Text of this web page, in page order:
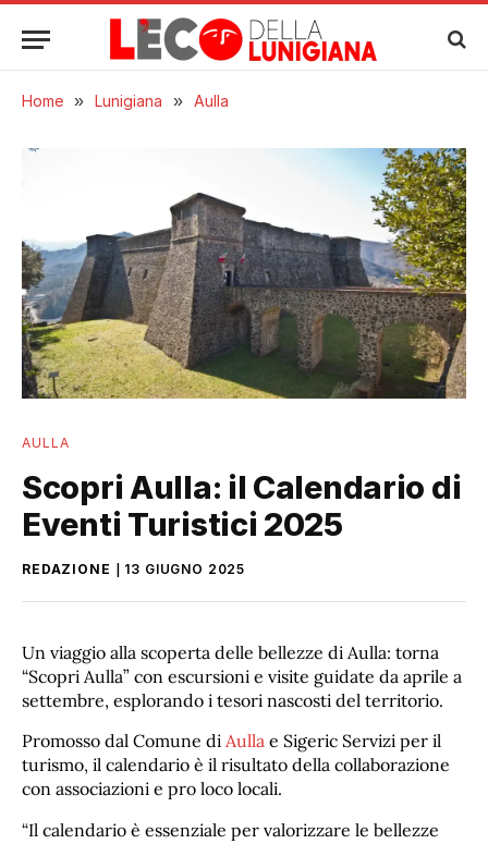
Home » Lunigiana » Aulla
AULLA
Scopri Aulla: il Calendario di
Eventi Turistici 2025
REDAZIONE 13 GIUGNO 2025
Un viaggio alla scoperta delle bellezze di Aulla: torna
“Scopri Aulla” con escursioni e visite guidate da aprile a
settembre, esplorando i tesori nascosti del territorio.
Promosso dal Comune di Aulla e Sigeric Servizi per il
turismo, il calendario è il risultato della collaborazione
con associazioni e pro loco locali.
“Il calendario è essenziale per valorizzare le bellezze